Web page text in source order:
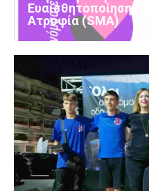
Ευαισθητοποίησης
Ατροφία (SMA)